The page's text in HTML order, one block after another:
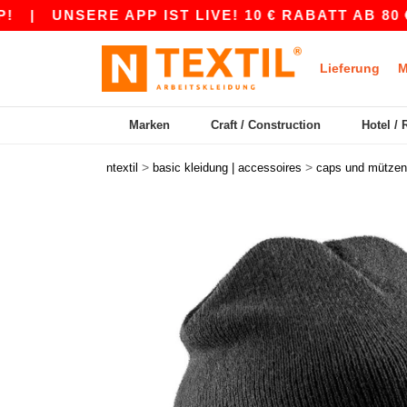
UNSERE APP IST LIVE! 10 € RABATT AB 80 €
Lieferung
Marken Craft / Construction Hotel /
ntextil > basic kleidung | accessoires > caps und mützen